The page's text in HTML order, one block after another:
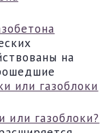
на
газоблоки?